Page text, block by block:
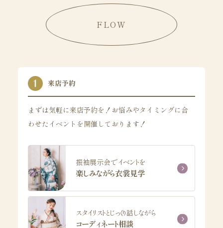
FLOW
来店予約
まずは気軽に来店予約を！お悩みやタイミングに合
わせたイベントを開催しております！
振袖展示会でイベントを
楽しみながら衣裳見学
スタイリストとじっくり話しながら
コーディネート相談